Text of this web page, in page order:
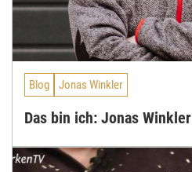
Blog Jonas Winkler
Das bin ich: Jonas Winkler